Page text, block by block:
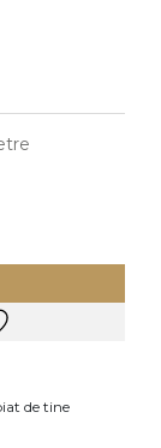
Vezi toate
de tine